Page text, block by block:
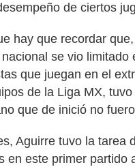
de ciertos
hay que recordar
se vio limitado
que juegan en el
de la Liga MX,
que de inició no
Aguirre tuvo la tarea
en este primer partido